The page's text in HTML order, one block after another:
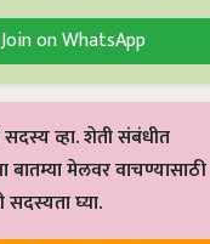
Join on WhatsApp
व्हा. शेती संबंधीत
मेलवर वाचण्यासाठी
घ्या.